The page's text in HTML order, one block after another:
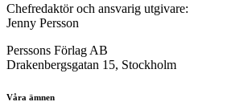
Chefredaktör och ansvarig utgivare:
Jenny Persson
Perssons Förlag AB
Drakenbergsgatan 15, Stockholm
Våra ämnen